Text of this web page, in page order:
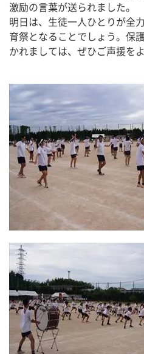
激励の言葉が送られました。
明日は、生徒一人ひとりが全
育祭となることでしょう。保
かれましては、ぜひご声援を